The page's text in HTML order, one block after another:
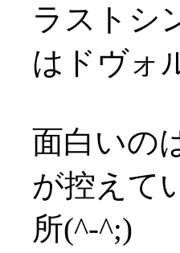
ラストシ
はドヴォ
面白いの
が控えて
所(^-^;)